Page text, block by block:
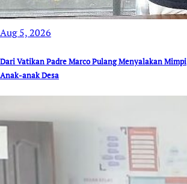
Aug 5, 2026
Dari Vatikan Padre Marco Pulang Menyalakan Mimpi
Anak-anak Desa